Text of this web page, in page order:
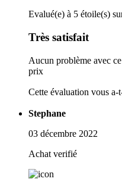
Evalué(e) à 5 étoile(s)
Très satisfait
Aucun problème avec
prix
Cette évaluation vous a-
Stephane
03 décembre 2022
Achat verifié